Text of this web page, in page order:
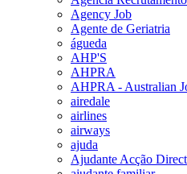
Agency Job
Agente de Geriatria
águeda
AHP'S
AHPRA
AHPRA - Australian
airedale
airlines
airways
ajuda
Ajudante Acção